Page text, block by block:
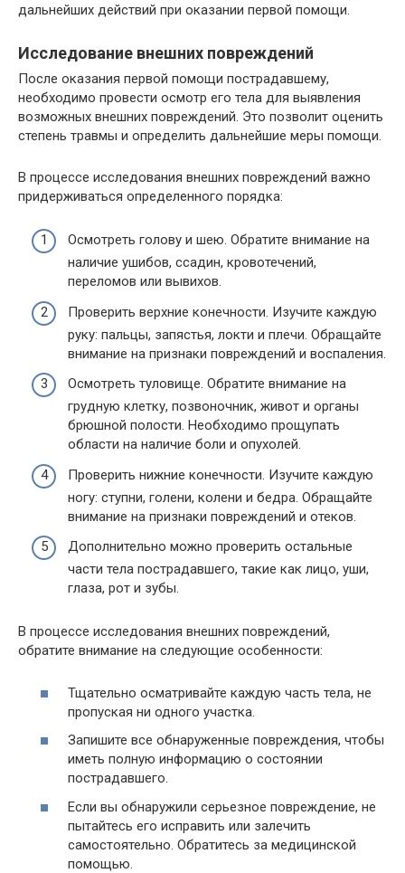
дальнейших действий при оказании первой помощи.
Исследование внешних повреждений
После оказания первой помощи пострадавшему,
необходимо провести осмотр его тела для выявления
возможных внешних повреждений. Это позволит оценить
степень травмы и определить дальнейшие меры помощи.
В процессе исследования внешних повреждений важно
придерживаться определенного порядка:
Осмотреть голову и шею. Обратите внимание на
наличие ушибов, ссадин, кровотечений,
переломов или вывихов.
Проверить верхние конечности. Изучите каждую
руку: пальцы, запястья, локти и плечи. Обращайте
внимание на признаки повреждений и воспаления.
Осмотреть туловище. Обратите внимание на
грудную клетку, позвоночник, живот и органы
брюшной полости. Необходимо прощупать
области на наличие боли и опухолей.
Проверить нижние конечности. Изучите каждую
ногу: ступни, голени, колени и бедра. Обращайте
внимание на признаки повреждений и отеков.
Дополнительно можно проверить остальные
части тела пострадавшего, такие как лицо, уши,
глаза, рот и зубы.
В процессе исследования внешних повреждений,
обратите внимание на следующие особенности:
Тщательно осматривайте каждую часть тела, не
пропуская ни одного участка.
Запишите все обнаруженные повреждения, чтобы
иметь полную информацию о состоянии
пострадавшего.
Если вы обнаружили серьезное повреждение, не
пытайтесь его исправить или залечить
самостоятельно. Обратитесь за медицинской
помощью.